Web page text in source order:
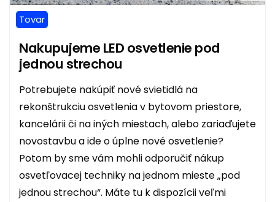
Tovar
Nakupujeme LED osvetlenie pod
jednou strechou
Potrebujete nakúpiť nové svietidlá na
rekonštrukciu osvetlenia v bytovom priestore,
kancelárii či na iných miestach, alebo zariaďujete
novostavbu a ide o úplne nové osvetlenie?
Potom by sme vám mohli odporučiť nákup
osvetľovacej techniky na jednom mieste „pod
jednou strechou“. Máte tu k dispozícii veľmi